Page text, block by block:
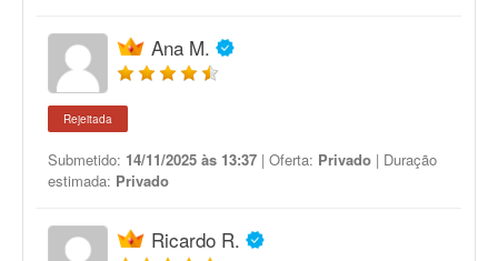
Ana M.
Rejeitada
Submetido: 14/11/2025 às 13:37 | Oferta: Privado | Duração
estimada: Privado
Ricardo R.